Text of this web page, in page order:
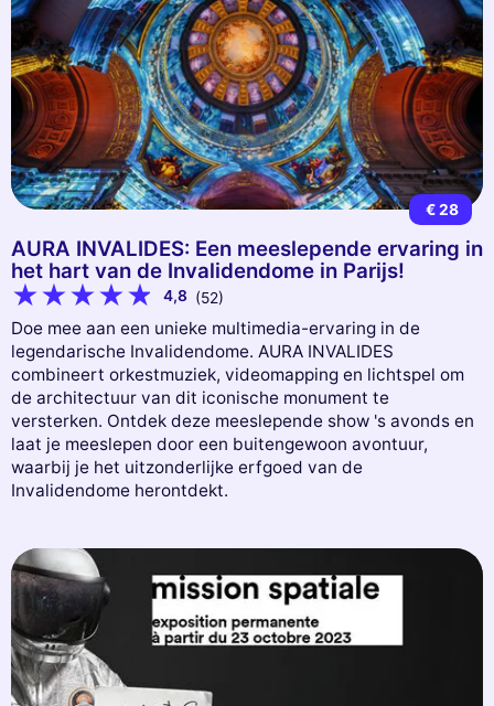
€ 28
AURA INVALIDES: Een meeslepende ervaring in
het hart van de Invalidendome in Parijs!
4,8 (52)
Doe mee aan een unieke multimedia-ervaring in de
legendarische Invalidendome. AURA INVALIDES
combineert orkestmuziek, videomapping en lichtspel om
de architectuur van dit iconische monument te
versterken. Ontdek deze meeslepende show 's avonds en
laat je meeslepen door een buitengewoon avontuur,
waarbij je het uitzonderlijke erfgoed van de
Invalidendome herontdekt.